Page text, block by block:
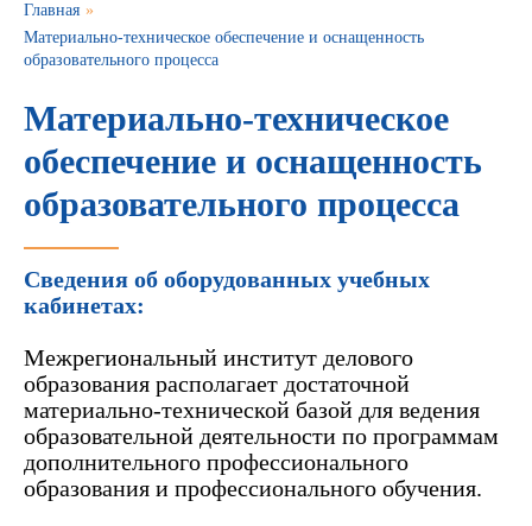
Главная »
Материально-техническое обеспечение и оснащенность
образовательного процесса
Материально-техническое
обеспечение и оснащенность
образовательного процесса
Сведения об оборудованных учебных
кабинетах:
Межрегиональный институт делового
образования располагает достаточной
материально-технической базой для ведения
образовательной деятельности по программам
дополнительного профессионального
образования и профессионального обучения.